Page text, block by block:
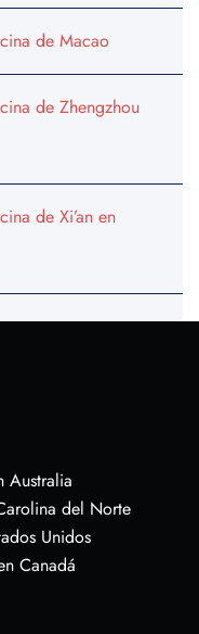
de Macao
de Zhengzhou
de Xi’an en
Australia
del Norte
Unidos
Canadá